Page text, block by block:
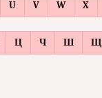
U V W X
Ц Ч Ш Щ